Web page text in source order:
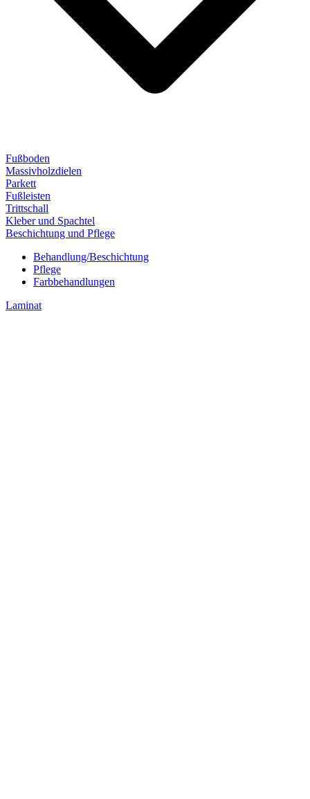
Fußboden
Massivholzdielen
Parkett
Fußleisten
Trittschall
Kleber und Spachtel
Beschichtung und Pflege
Behandlung/Beschichtung
Pflege
Farbbehandlungen
Laminat